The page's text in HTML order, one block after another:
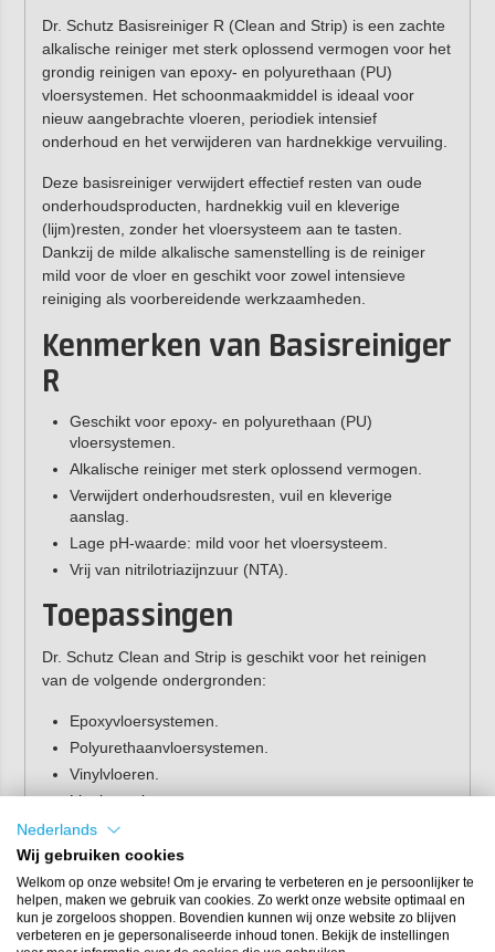
Dr. Schutz Basisreiniger R (Clean and Strip) is een zachte
alkalische reiniger met sterk oplossend vermogen voor het
grondig reinigen van epoxy- en polyurethaan (PU)
vloersystemen. Het schoonmaakmiddel is ideaal voor
nieuw aangebrachte vloeren, periodiek intensief
onderhoud en het verwijderen van hardnekkige vervuiling.
Deze basisreiniger verwijdert effectief resten van oude
onderhoudsproducten, hardnekkig vuil en kleverige
(lijm)resten, zonder het vloersysteem aan te tasten.
Dankzij de milde alkalische samenstelling is de reiniger
mild voor de vloer en geschikt voor zowel intensieve
reiniging als voorbereidende werkzaamheden.
Kenmerken van Basisreiniger
R
Geschikt voor epoxy- en polyurethaan (PU)
vloersystemen.
Alkalische reiniger met sterk oplossend vermogen.
Verwijdert onderhoudsresten, vuil en kleverige
aanslag.
Lage pH-waarde: mild voor het vloersysteem.
Vrij van nitrilotriazijnzuur (NTA).
Toepassingen
Dr. Schutz Clean and Strip is geschikt voor het reinigen
van de volgende ondergronden:
Epoxyvloersystemen.
Polyurethaanvloersystemen.
Vinylvloeren.
Linoleumvloeren.
Rubbervloeren.
Gebruiksaanwijzing
Basisreiniging
Verdun Dr. Schutz Basisreiniger R met water in een
Nederlands
Wij gebruiken cookies
Welkom op onze website! Om je ervaring te verbeteren en je persoonlijker te
helpen, maken we gebruik van cookies. Zo werkt onze website optimaal en
kun je zorgeloos shoppen. Bovendien kunnen wij onze website zo blijven
verbeteren en je gepersonaliseerde inhoud tonen. Bekijk de instellingen